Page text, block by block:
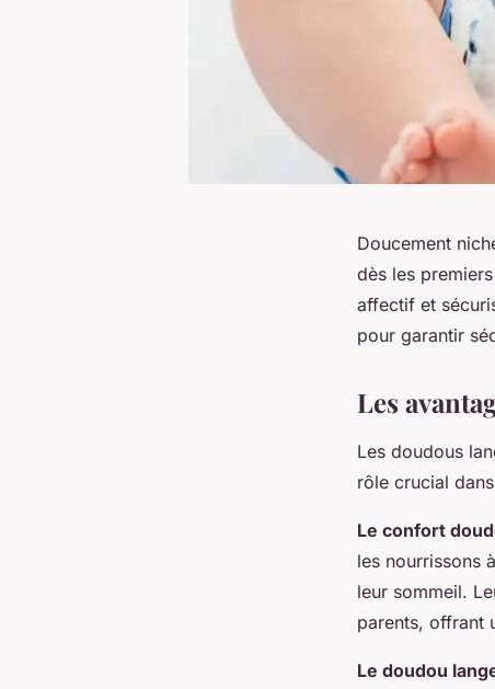
Doucement
dès les
affectif et
pour garantir
Les
Les doudous
rôle crucial
Le confort
les nourrissons
leur sommeil.
parents, offrant
Le doudou